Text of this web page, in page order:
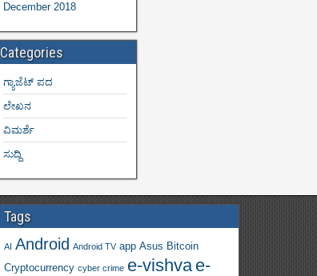
December 2018
Categories
ಗ್ಯಾಜೆಟ್ ಪದ
ಲೇಖನ
ವಿಮರ್ಶೆ
ಸುದ್ದಿ
Tags
AI Android Android TV app Asus Bitcoin
Cryptocurrency cyber crime e-vishva e-